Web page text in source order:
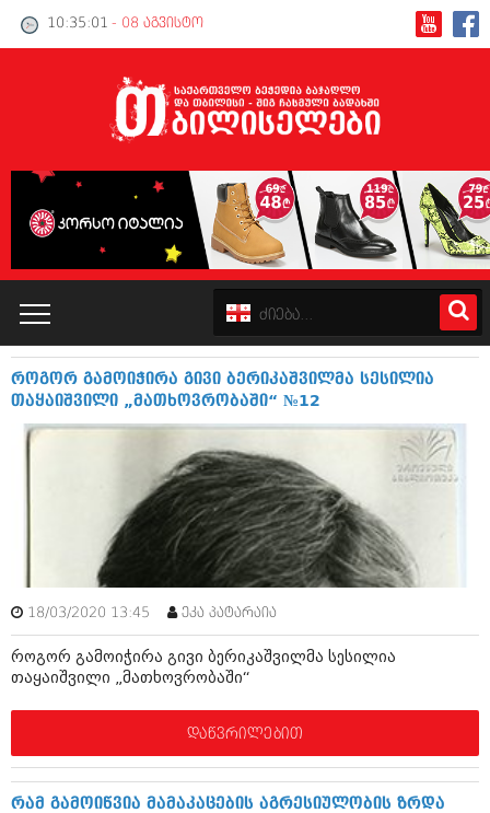
10:35:02 - 08 აგვისტო
ინტერვიუები
ამბები
საზოგადოება
მოდი, ვილაპარაკოთ
მოდა + დიზაინი
კატალოგი
საზოგადოება
მოდი, ვილაპარაკოთ
მოდა + დიზაინი
სპორტი
როგორ გამოიჭირა გივი ბერიკაშვილმა სესილია
თაყაიშვილი „მათხოვრობაში“ №12
18/03/2020 13:45 ეკა პატარაია
როგორ გამოიჭირა გივი ბერიკაშვილმა სესილია
თაყაიშვილი „მათხოვრობაში“
დაწვრილებით
რამ გამოიწვია მამაკაცების აგრესიულობის ზრდა